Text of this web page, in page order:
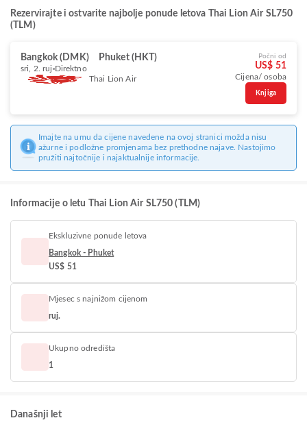
Rezervirajte i ostvarite najbolje ponude letova Thai Lion Air SL750
(TLM)
Bangkok (DMK) Phuket (HKT)
sri, 2. ruj Direktno
Thai Lion Air
Počni od
US$ 51
Cijena/ osoba
Knjiga
Imajte na umu da cijene navedene na ovoj stranici možda nisu
ažurne i podložne promjenama bez prethodne najave. Nastojimo
pružiti najtočnije i najaktualnije informacije.
Informacije o letu Thai Lion Air SL750 (TLM)
Ekskluzivne ponude letova
Bangkok - Phuket
US$ 51
Mjesec s najnižom cijenom
ruj.
Ukupno odredišta
1
Današnji let